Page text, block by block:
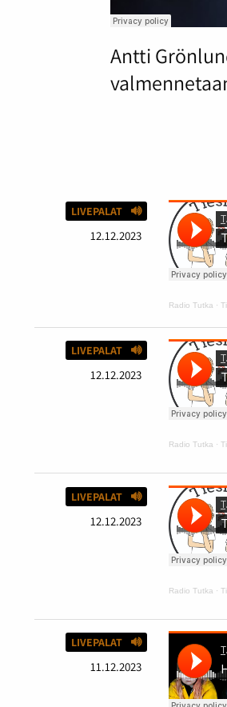
Antti
LIVEPALAT
12.12.2023
Radio Tutka ·
LIVEPALAT
12.12.2023
Radio Tutka ·
LIVEPALAT
12.12.2023
Radio Tutka ·
LIVEPALAT
11.12.2023